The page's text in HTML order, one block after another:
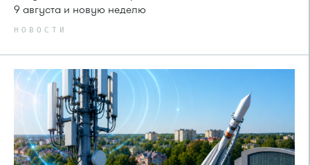
9 августа и новую неделю
НОВОСТИ